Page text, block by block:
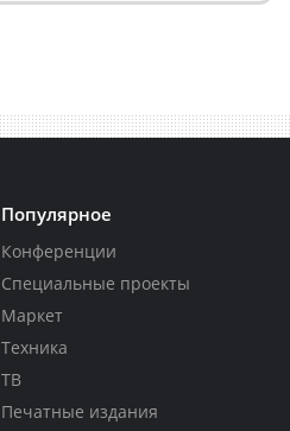
Популярное
Конференции
Специальные проекты
Маркет
Техника
ТВ
Печатные издания